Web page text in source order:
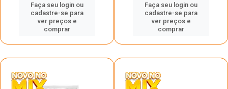
Faça seu login ou
cadastre-se para
ver preços e
comprar
Faça seu login ou
cadastre-se para
ver preços e
comprar